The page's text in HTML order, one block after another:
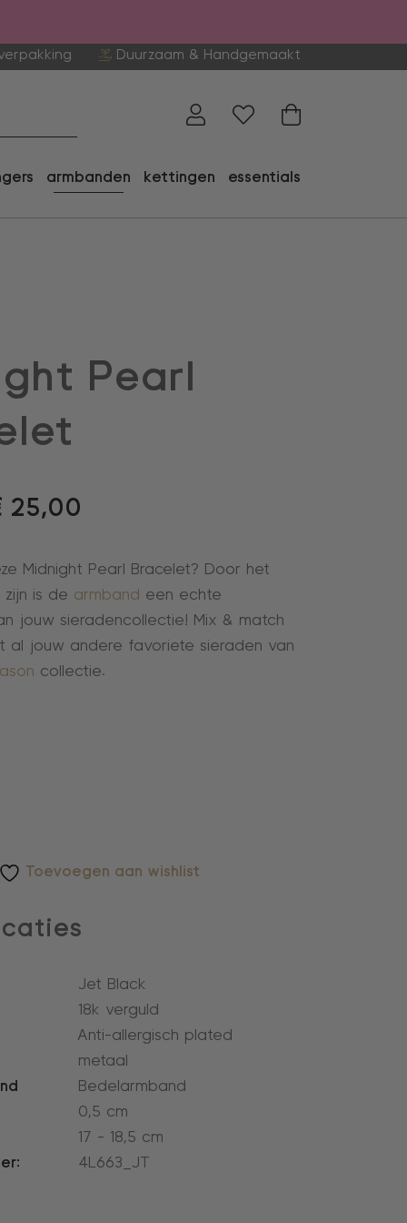
Duurzaam & Handgemaakt
armbanden kettingen essentials
Pearl
25,00
Midnight Pearl Bracelet? Door het
zijn is de armband een echte
jouw sieradencollectie! Mix & match
al jouw andere favoriete sieraden van
collectie.
Toevoegen aan wishlist
Jet Black
18k verguld
Anti-allergisch plated
metaal
Bedelarmband
0,5 cm
17 - 18,5 cm
4L663_JT